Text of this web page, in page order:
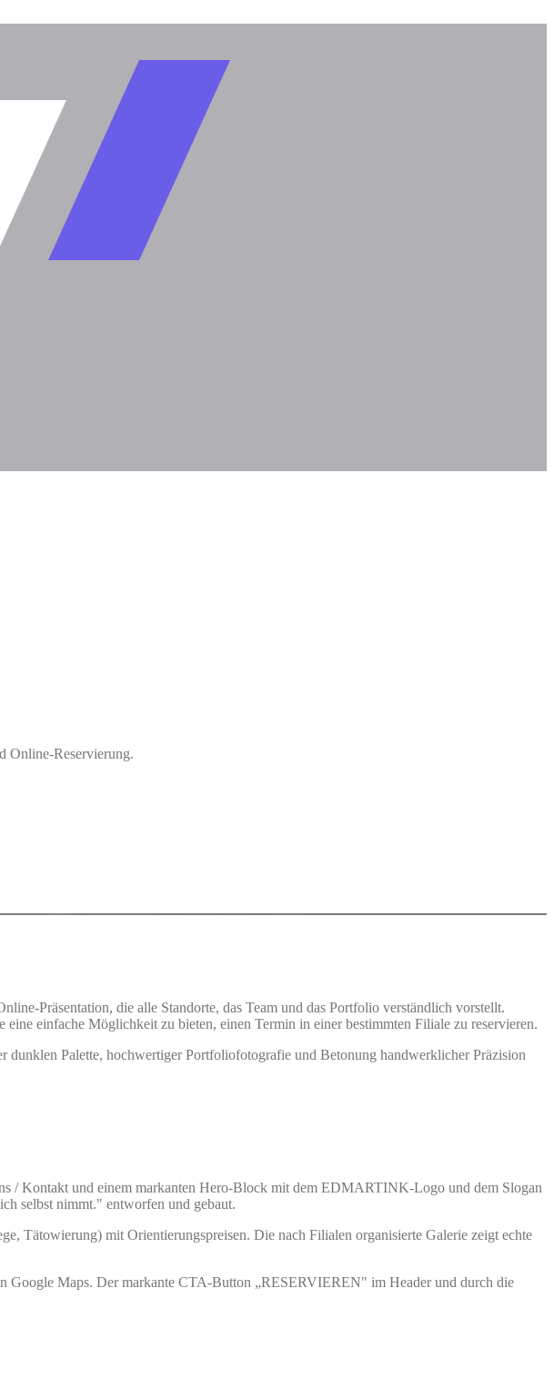
Online-Reservierung.
Präsentation, die alle Standorte, das Team und das Portfolio verständlich vorstellt.
einfache Möglichkeit zu bieten, einen Termin in einer bestimmten Filiale zu reservieren.
Palette, hochwertiger Portfoliofotografie und Betonung handwerklicher Präzision
/ Kontakt und einem markanten Hero-Block mit dem EDMARTINK-Logo und dem Slogan
selbst nimmt." entworfen und gebaut.
Tätowierung) mit Orientierungspreisen. Die nach Filialen organisierte Galerie zeigt echte
Google Maps. Der markante CTA-Button „RESERVIEREN" im Header und durch die